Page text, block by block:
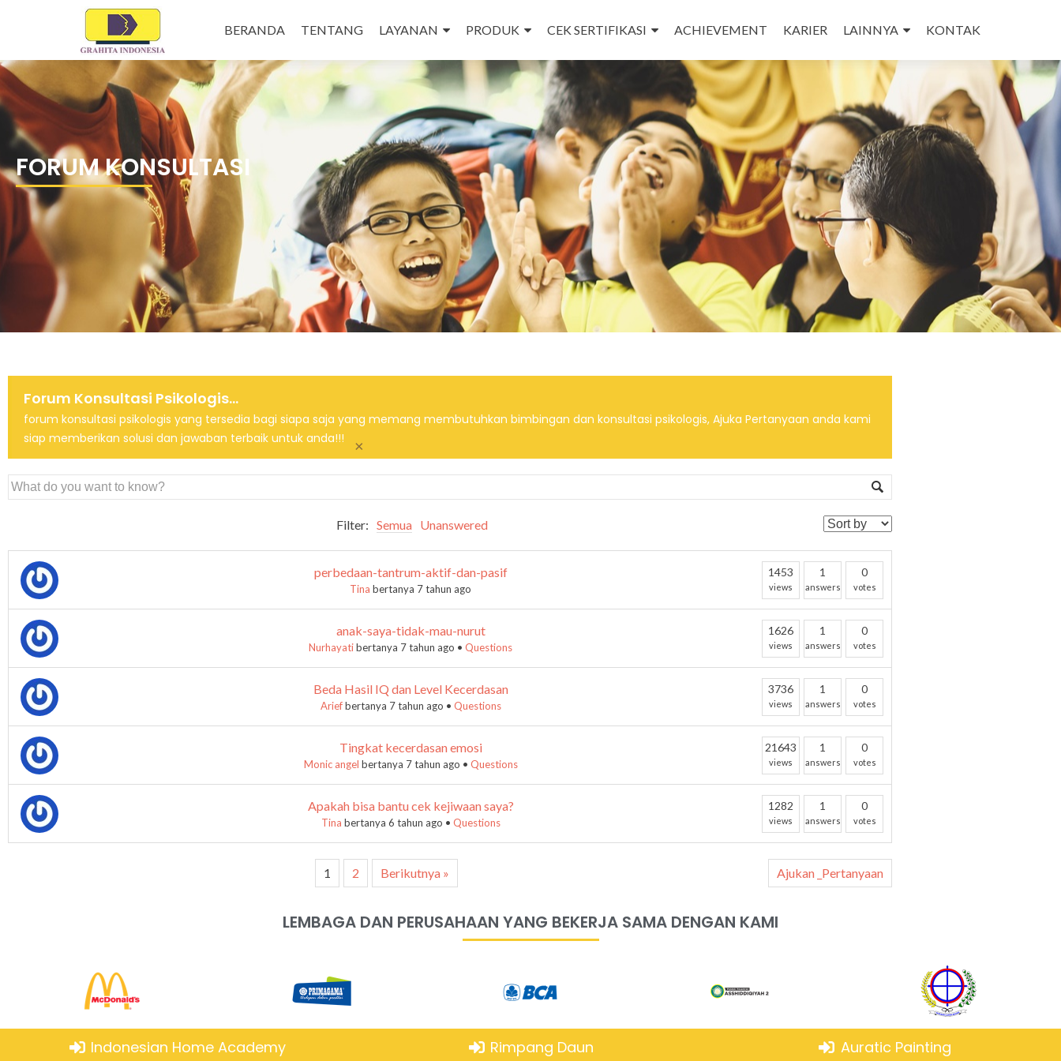
BERANDA TENTANG LAYANAN PRODUK CEK SERTIFIKASI ACHIEVEMENT KARIER LAINNYA KONTAK
FORUM KONSULTASI
Forum Konsultasi Psikologis...
forum konsultasi psikologis yang tersedia bagi siapa saja yang memang membutuhkan bimbingan dan konsultasi psikologis, Ajuka Pertanyaan anda kami
siap memberikan solusi dan jawaban terbaik untuk anda!!!
×
Filter: Semua Unanswered
perbedaan-tantrum-aktif-dan-pasif
Tina bertanya 7 tahun ago
1453
views
1
answers
0
votes
anak-saya-tidak-mau-nurut
Nurhayatibertanya 7 tahun ago • Questions
1626
views
1
answers
0
votes
Beda Hasil IQ dan Level Kecerdasan
Ariefbertanya 7 tahun ago • Questions
3736
views
1
answers
0
votes
Tingkat kecerdasan emosi
Monic angel bertanya 7 tahun ago • Questions
21643
views
1
answers
0
votes
Apakah bisa bantu cek kejiwaan saya?
Tina bertanya 6 tahun ago • Questions
1282
views
1
answers
0
votes
1 2 Berikutnya » Ajukan _Pertanyaan
LEMBAGA DAN PERUSAHAAN YANG BEKERJA SAMA DENGAN KAMI
Indonesian Home Academy Rimpang Daun Auratic Painting